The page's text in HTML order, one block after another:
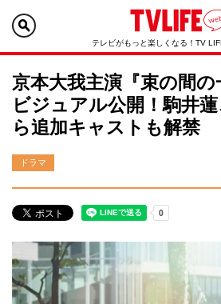
テレビがもっと楽しくなる！TV
京本大我主演『束の間
ビジュアル公開！駒井
ら追加キャストも解禁
ドラマ